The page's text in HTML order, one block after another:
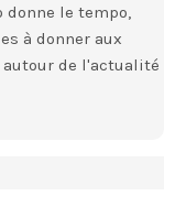
donne le tempo,
à donner aux
de l'actualité